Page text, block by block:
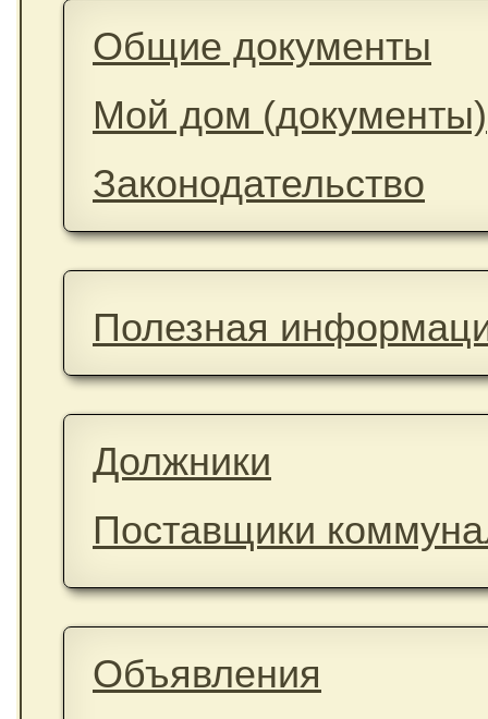
Общие документы
Мой дом (документы)
Законодательство
Полезная
Должники
Поставщики
Объявления